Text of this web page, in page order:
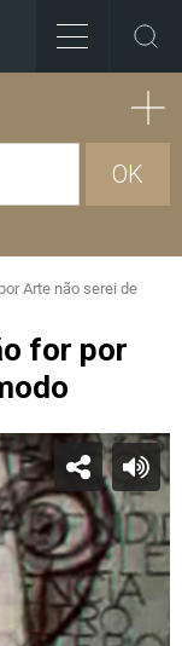
OK
Arte não serei de
for por